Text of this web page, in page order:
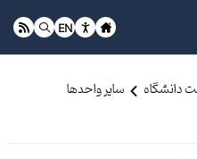
EN
دانشگاه
سایر واحدها